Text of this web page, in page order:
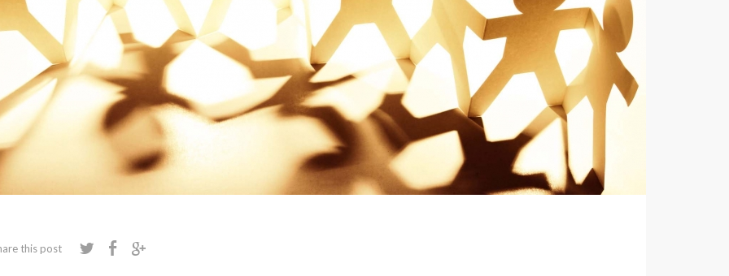
this post